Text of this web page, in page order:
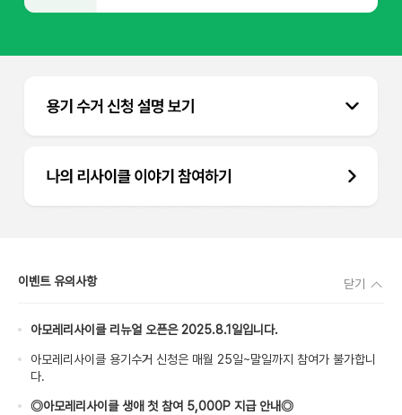
이벤트 유의사항 닫기
아모레리사이클 리뉴얼 오픈은 2025.8.1일입니다.
아모레리사이클 용기수거 신청은 매월 25일~말일까지 참여가 불가합니
다.
◎아모레리사이클 생애 첫 참여 5,000P 지급 안내◎